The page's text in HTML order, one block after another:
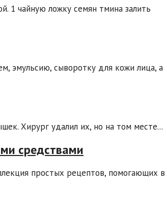
1 чайную ложку семян тмина залить
эмульсию, сыворотку для кожи лица, а
Хирург удалил их, но на том месте...
средствами
простых рецептов, помогающих в